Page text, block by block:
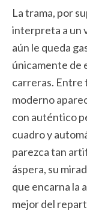
La trama, por
interpreta a un
aún le queda
únicamente de
carreras. Entre
moderno
con auténtico
cuadro y
parezca tan
áspera, su
que encarna la
mejor del